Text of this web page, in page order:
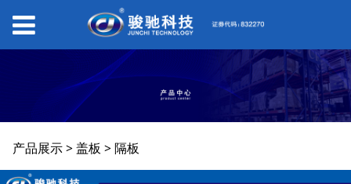
隔板
产品展示>盖板>隔板